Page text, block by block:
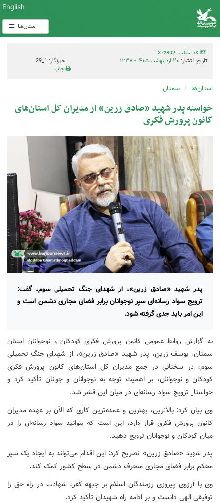
English
استان‌ها
کد مطلب: 372802
تاریخ انتشار: ۲۰ اردیبهشت ۱۴۰۵ - ۱۱:۳۷
خبرنگار: 1_29
چاپ
استان‌ها سمنان
خواسته پدر شهید «صادق زرین» از مدیران کل استان‌های
کانون پرورش فکری
پدر شهید «صادق زرین»، از شهدای جنگ تحمیلی سوم، گفت:
ترویج سواد رسانه‌ای سپر نوجوانان برابر فضای مجازی دشمن است و
این امر باید جدی گرفته شود.
به گزارش روابط عمومی کانون پرورش فکری کودکان و نوجوانان استان
سمنان، یوسف زرین، پدر شهید «صادق زرین»، از شهدای جنگ تحمیلی
سوم، در سخنانی در جمع مدیران کل استان‌های کانون پرورش فکری
کودکان و نوجوانان، بر اهمیت توجه به نوجوانان و جوانان تأکید کرد و
خواستار ترویج سواد رسانه‌ای در میان این قشر شد.
وی بیان کرد: بالاترین، بهترین و عمده‌ترین کاری که الآن بر عهده مدیران
کانون پرورش فکری قرار دارد، این است که بتوانید سواد رسانه‌ای را در
میان کودکان و نوجوانان ترویج دهید.
پدر شهید «صادق زرین» تصریح کرد: این اقدام می‌تواند به ایجاد یک سپر
محکم برابر فضای مجازی منحرف دشمن در سطح کشور کمک کند.
وی با آرزوی پیروزی رزمندگان اسلام بر جبهه کفر، شهادت در راه حق را
توفیقی الهی دانست و بر ادامه راه شهیدان تأکید کرد.